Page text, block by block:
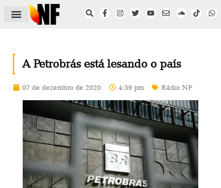
A Petrobrás está lesando o país
07 de dezembro de 2020 4:39 pm Rádio NF